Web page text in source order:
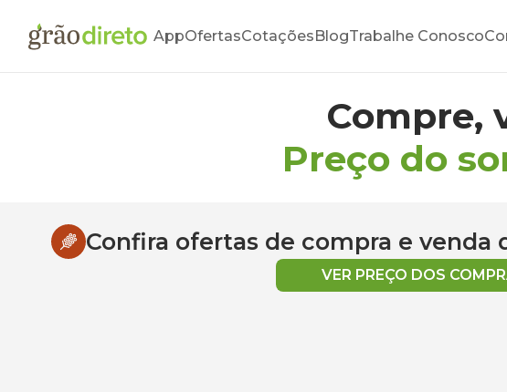
AppOfertasCotaçõesBlogTrabalhe Conosco
Compre,
Preço do
Confira ofertas de compra e venda
VER PREÇO DOS